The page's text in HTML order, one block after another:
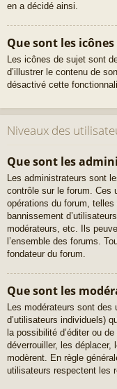
en a décidé ainsi.
Que sont les
Les icônes de sujet sont
d’illustrer le contenu de
désactivé cette
Niveaux des
Que sont les
Les administrateurs sont
contrôle sur le forum. Ces
opérations du forum,
bannissement
modérateurs, etc. Ils
l’ensemble des forums.
fondateur du forum.
Que sont les
Les modérateurs sont
d’utilisateurs individuels)
la possibilité d’éditer ou
déverrouiller, les déplacer,
modèrent. En règle
utilisateurs respectent les